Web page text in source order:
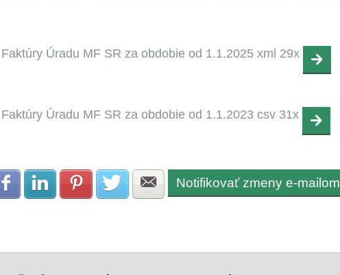
Úradu MF SR za obdobie od 1.1.2025 xml 29x
Úradu MF SR za obdobie od 1.1.2023 csv 31x
Zdielať na Facebook
Zdielať na LinkedIn
Zdielať na Pinterest
Zdielať na Twitter
Zdielať na E-mail
Notifikovať zmeny e-mailom